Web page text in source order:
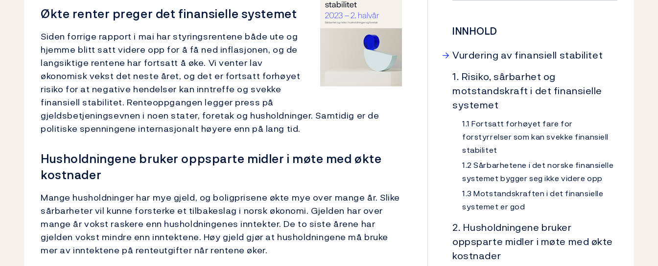
Økte renter preger det finansielle systemet
Siden forrige rapport i mai har styringsrentene både ute og
hjemme blitt satt videre opp for å få ned inflasjonen, og de
langsiktige rentene har fortsatt å øke. Vi venter lav
økonomisk vekst det neste året, og det er fortsatt forhøyet
risiko for at negative hendelser kan inntreffe og svekke
finansiell stabilitet. Renteoppgangen legger press på
gjeldsbetjeningsevnen i noen stater, foretak og husholdninger. Samtidig er de
politiske spenningene internasjonalt høyere enn på lang tid.
Husholdningene bruker oppsparte midler i møte med økte
kostnader
Mange husholdninger har mye gjeld, og boligprisene økte mye over mange år. Slike
sårbarheter vil kunne forsterke et tilbakeslag i norsk økonomi. Gjelden har over
mange år vokst raskere enn husholdningenes inntekter. De to siste årene har
gjelden vokst mindre enn inntektene. Høy gjeld gjør at husholdningene må bruke
mer av inntektene på renteutgifter når rentene øker.
INNHOLD
Vurdering av finansiell stabilitet
1. Risiko, sårbarhet og
motstandskraft i det finansielle
systemet
1.1 Fortsatt forhøyet fare for
forstyrrelser som kan svekke finansiell
stabilitet
1.2 Sårbarhetene i det norske finansielle
systemet bygger seg ikke videre opp
1.3 Motstandskraften i det finansielle
systemet er god
2. Husholdningene bruker
oppsparte midler i møte med økte
kostnader